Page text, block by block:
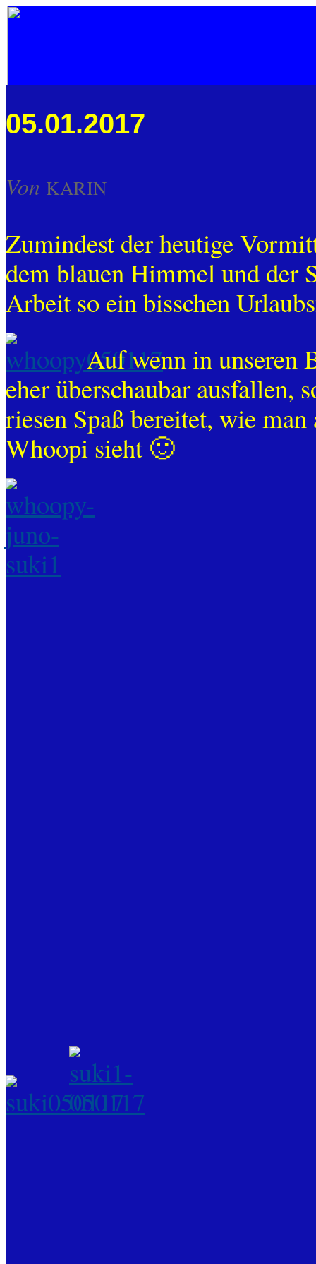
05.01.2017
Von KARIN
Zumindest der heutige
dem blauen Himmel und der
Arbeit so ein bisschen
Auf wenn in unseren
eher überschaubar ausfallen,
riesen Spaß bereitet, wie
Whoopi sieht 🙂